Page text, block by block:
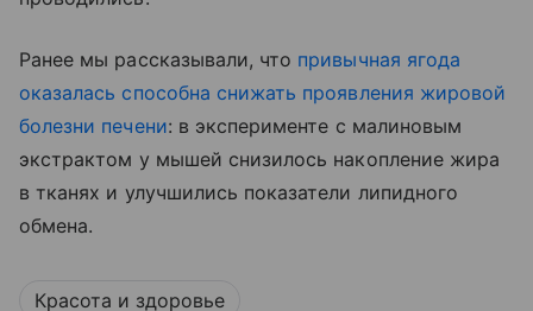
Ранее мы рассказывали, что привычная ягода
оказалась способна снижать проявления жировой
болезни печени: в эксперименте с малиновым
экстрактом у мышей снизилось накопление жира
в тканях и улучшились показатели липидного
обмена.
Красота и здоровье